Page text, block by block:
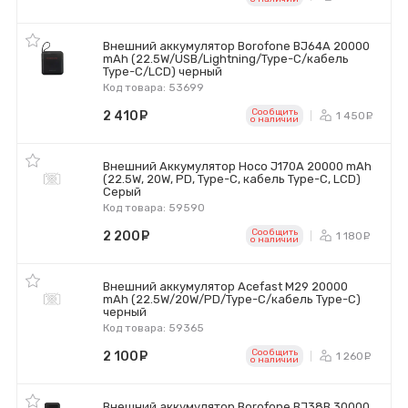
Внешний аккумулятор Borofone BJ64A 20000
mAh (22.5W/USB/Lightning/Type-C/кабель
Type-C/LCD) черный
Код товара: 53699
2 410 Сообщить
o наличии 1 450
Внешний Аккумулятор Hoco J170A 20000 mAh
(22.5W, 20W, PD, Type-C, кабель Type-C, LCD)
Серый
Код товара: 59590
2 200 Сообщить
o наличии 1 180
Внешний аккумулятор Acefast M29 20000
mAh (22.5W/20W/PD/Type-C/кабель Type-C)
черный
Код товара: 59365
2 100 Сообщить
o наличии 1 260